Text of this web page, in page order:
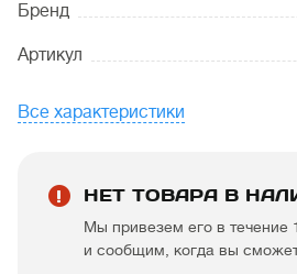
Бренд
Артикул
Все характеристики
НЕТ ТОВАРА В
Мы привезем его в течение
и сообщим, когда вы